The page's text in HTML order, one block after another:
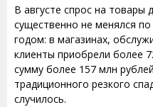
В августе спрос на товары
существенно не менялся
годом: в магазинах,
клиенты приобрели более
сумму более 157 млн
традиционного резкого
случилось.